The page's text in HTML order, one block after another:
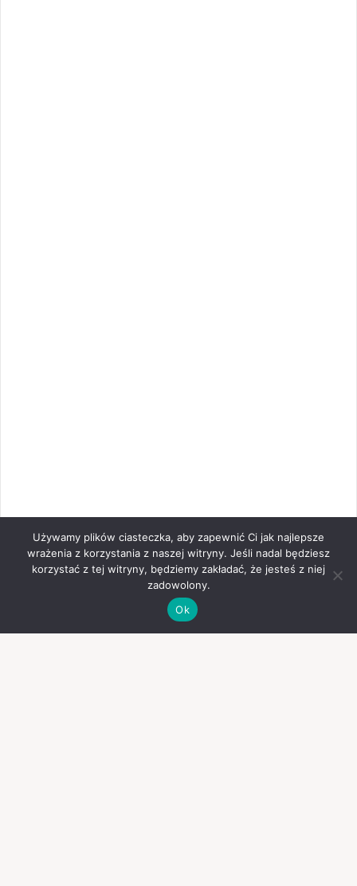
Używamy plików ciasteczka, aby zapewnić Ci jak najlepsze
wrażenia z korzystania z naszej witryny. Jeśli nadal będziesz
korzystać z tej witryny, będziemy zakładać, że jesteś z niej
zadowolony.
Ok